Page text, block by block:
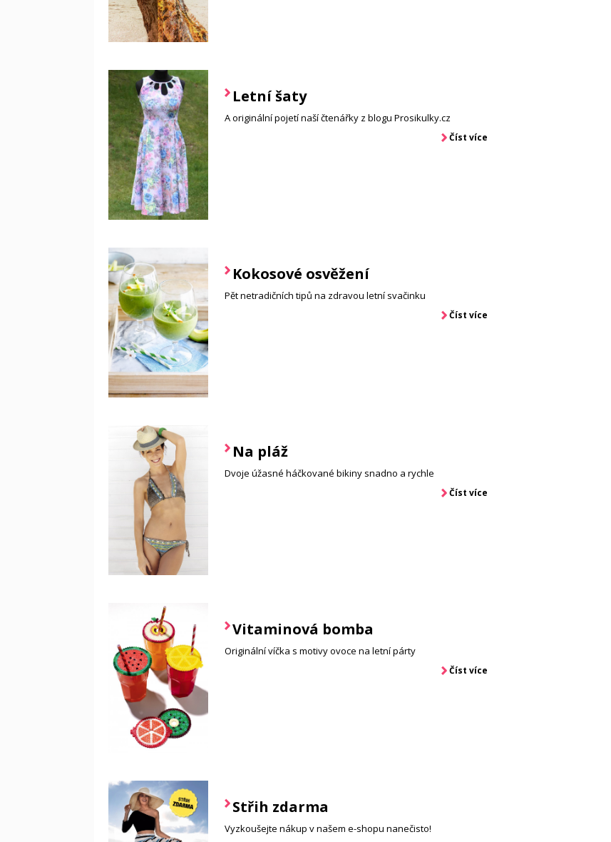
Letní šaty
A originální pojetí naší čtenářky z blogu Prosikulky.cz
Číst více
Kokosové osvěžení
Pět netradičních tipů na zdravou letní svačinku
Číst více
Na pláž
Dvoje úžasné háčkované bikiny snadno a rychle
Číst více
Vitaminová bomba
Originální víčka s motivy ovoce na letní párty
Číst více
Střih zdarma
Vyzkoušejte nákup v našem e-shopu nanečisto!